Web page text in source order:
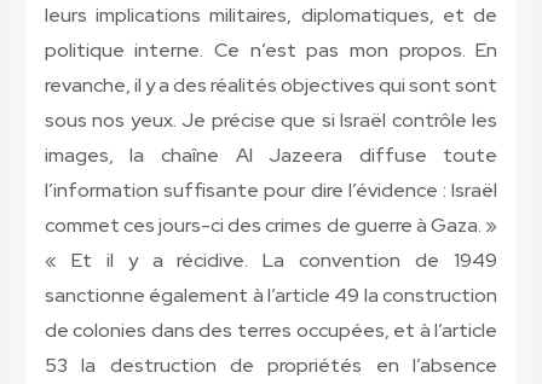
leurs implications militaires, diplomatiques, et de
politique interne. Ce n’est pas mon propos. En
revanche, il y a des réalités objectives qui sont sont
sous nos yeux. Je précise que si Israël contrôle les
images, la chaîne Al Jazeera diffuse toute
l’information suffisante pour dire l’évidence : Israël
commet ces jours-ci des crimes de guerre à Gaza. »
« Et il y a récidive. La convention de 1949
sanctionne également à l’article 49 la construction
de colonies dans des terres occupées, et à l’article
53 la destruction de propriétés en l’absence